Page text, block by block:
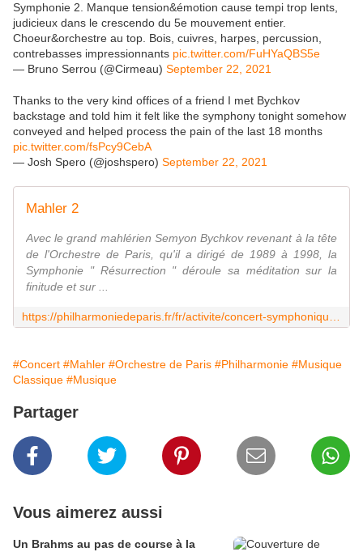
Symphonie 2. Manque tension&émotion cause tempi trop lents,
judicieux dans le crescendo du 5e mouvement entier.
Choeur&orchestre au top. Bois, cuivres, harpes, percussion,
contrebasses impressionnants pic.twitter.com/FuHYaQBS5e
— Bruno Serrou (@Cirmeau) September 22, 2021
Thanks to the very kind offices of a friend I met Bychkov
backstage and told him it felt like the symphony tonight somehow
conveyed and helped process the pain of the last 18 months
pic.twitter.com/fsPcy9CebA
— Josh Spero (@joshspero) September 22, 2021
Mahler 2
Avec le grand mahlérien Semyon Bychkov revenant à la tête
de l'Orchestre de Paris, qu'il a dirigé de 1989 à 1998, la
Symphonie " Résurrection " déroule sa méditation sur la
finitude et sur ...
#Concert #Mahler #Orchestre de Paris #Philharmonie #Musique
Classique #Musique
Partager
Vous aimerez aussi
Un Brahms au pas de course à la